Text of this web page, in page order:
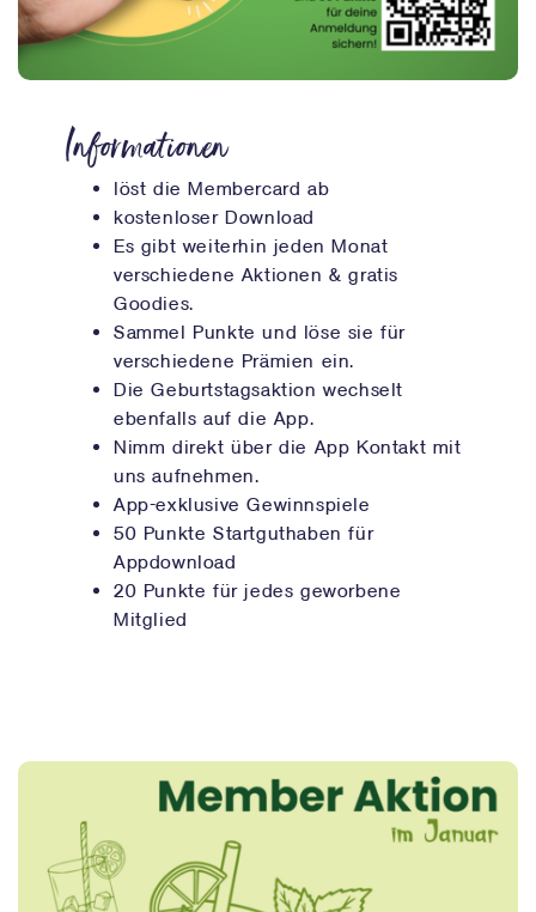
Informationen
löst die Membercard ab
kostenloser Download
Es gibt weiterhin jeden Monat
verschiedene Aktionen & gratis
Goodies.
Sammel Punkte und löse sie für
verschiedene Prämien ein.
Die Geburtstagsaktion wechselt
ebenfalls auf die App.
Nimm direkt über die App Kontakt mit
uns aufnehmen.
App-exklusive Gewinnspiele
50 Punkte Startguthaben für
Appdownload
20 Punkte für jedes geworbene
Mitglied